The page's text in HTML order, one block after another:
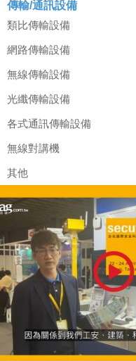
傳輸/通訊設備
類比傳輸設備
網路傳輸設備
無線傳輸設備
光纖傳輸設備
各式通訊傳輸設備
無線對講機
其他